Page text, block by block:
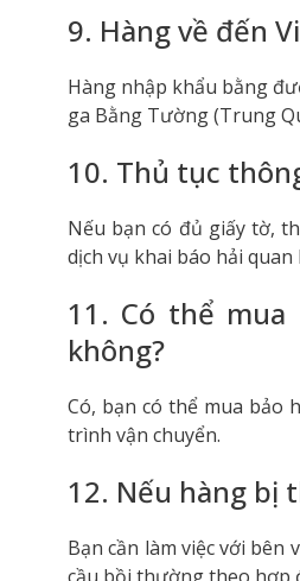
9. Hàng về đến
Hàng nhập khẩu bằng
ga Bằng Tường (Trung
10. Thủ tục
Nếu bạn có đủ giấy tờ,
dịch vụ khai báo hải quan
11. Có thể
không?
Có, bạn có thể mua bảo
trình vận chuyển.
12. Nếu hàng bị
Bạn cần làm việc với